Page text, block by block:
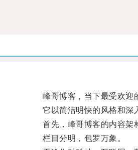
峰哥博客，当下最受欢迎的
它以简洁明快的风格和深入
首先，峰哥博客的内容架
栏目分明，包罗万象。